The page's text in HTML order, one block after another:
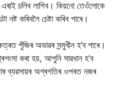
চলিব লাগিব। কিয়নো তেওঁলোকে
নষ্ট কৰিবলৈ চেষ্টা কৰিব পাৰে।
পুঁজিৰ অভাৱৰ সন্মুখীন হ’ব পাৰে।
কৰা হয়, আপুনি সাৱধান হ’ব
ব্যৱসায়ৰ অগ্ৰগতিৰ ওপৰত নজৰ